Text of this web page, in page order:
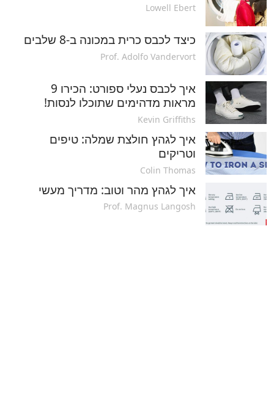
Lowell Ebert
כיצד לכבס כרית במכונה ב-8 שלבים
Prof. Adolfo Vandervort
איך לכבס נעלי ספורט: הכירו 9
מראות מדהימים שתוכלו לנסות!
Kevin Griffiths
איך לגהץ חולצת שמלה: טיפים
וטריקים
Colin Thomas
איך לגהץ מהר וטוב: מדריך מעשי
Prof. Magnus Langosh